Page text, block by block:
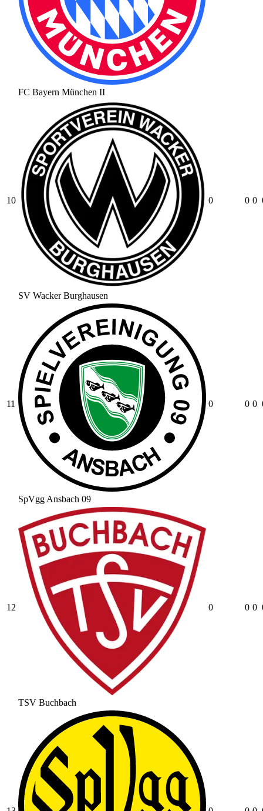
FC Bayern München II
10
SV Wacker Burghausen
0 0 0
11
SpVgg Ansbach 09
0 0 0
12
TSV Buchbach
0 0 0